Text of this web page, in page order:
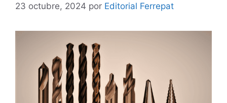
23 octubre, 2024 por Editorial Ferrepat